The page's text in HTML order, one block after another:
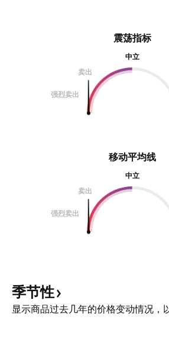
震荡指标
中立
卖出
强烈卖出
移动平均线
中立
卖出
强烈卖出
季节性
显示商品过去几年的价格变动情况，